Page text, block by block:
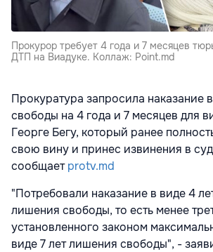
Прокурор требует 4 года и 7 месяцев
ДТП на Виадуке. Коллаж: Point.md
Прокуратура запросила наказание
свободы на 4 года и 7 месяцев для
Георге Бегу, который ранее
свою вину и принес извинения в
сообщаетprotv.md
"Потребовали наказание в виде 4
лишения свободы, то есть менее
установленного законом
виде 7 лет лишения свободы", -